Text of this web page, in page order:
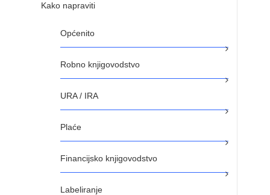
Kako napraviti
Općenito
Robno knjigovodstvo
URA / IRA
Plaće
Financijsko knjigovodstvo
Labeliranje